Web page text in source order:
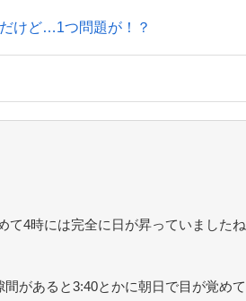
けど…1つ問題が！？
4時には完全に日が昇っていましたね
があると3:40とかに朝日で目が覚めて